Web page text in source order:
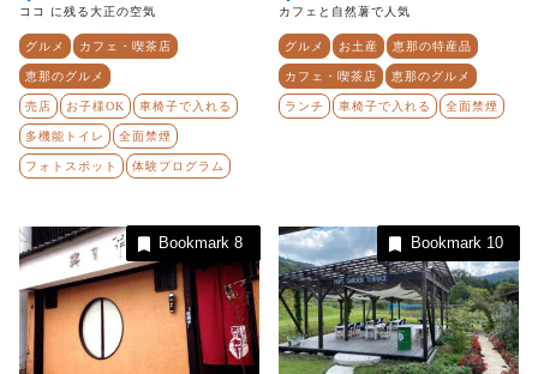
ココ に残る大正の空気
グルメ カフェ・喫茶店
恵那のグルメ
売店 お子様OK 車椅子で入れる
多機能トイレ 全面禁煙
フォトスポット 体験プログラム
カフェと自然薯で人気
グルメ お土産 恵那の特産品
カフェ・喫茶店 恵那のグルメ
ランチ 車椅子で入れる 全面禁煙
Bookmark8 Bookmark 10